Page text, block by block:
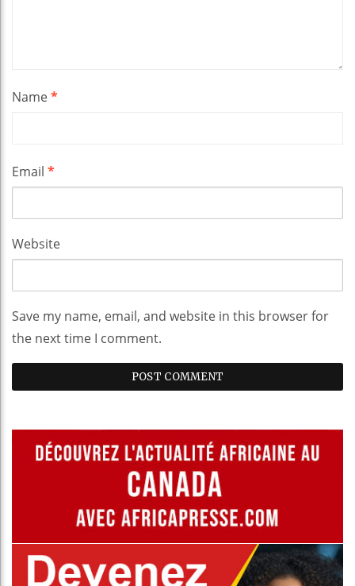
Name*
Email *
Website
Save my name, email, and website in this browser for
the next time I comment.